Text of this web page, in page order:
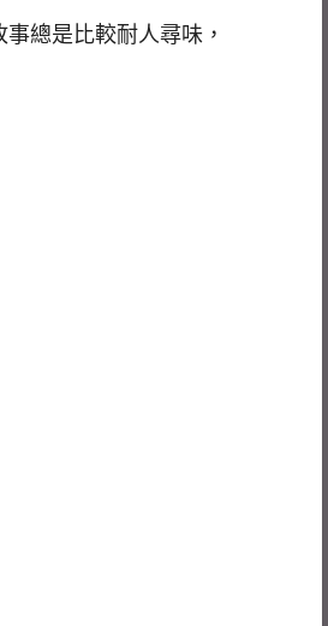
總是比較耐人尋味，